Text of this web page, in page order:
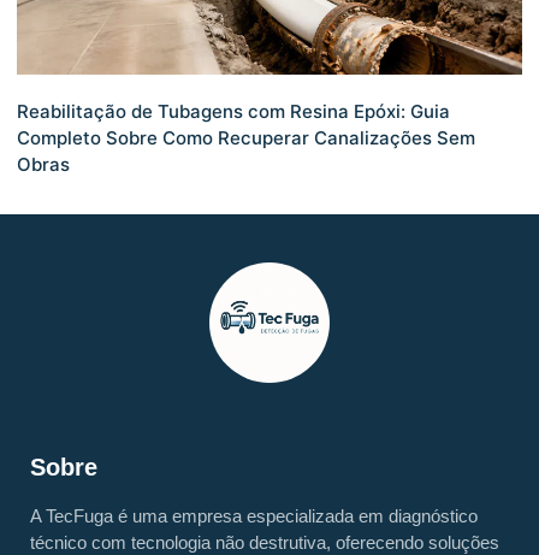
Reabilitação de Tubagens com Resina Epóxi: Guia
Completo Sobre Como Recuperar Canalizações Sem
Obras
Sobre
A TecFuga é uma empresa especializada em diagnóstico
técnico com tecnologia não destrutiva, oferecendo soluções